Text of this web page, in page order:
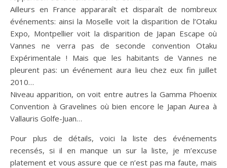
Ailleurs en France appararaît et disparaît de nombreux
événements: ainsi la Moselle voit la disparition de l’Otaku
Expo, Montpellier voit la disparition de Japan Escape où
Vannes ne verra pas de seconde convention Otaku
Expérimentale ! Mais que les habitants de Vannes ne
pleurent pas: un événement aura lieu chez eux fin juillet
2010…
Niveau apparition, on voit entre autres la Gamma Phoenix
Convention à Gravelines où bien encore le Japan Aurea à
Vallauris Golfe-Juan…
Pour plus de détails, voici la liste des événements
recensés, si il en manque un sur la liste, je m’excuse
platement et vous assure que ce n’est pas ma faute, mais